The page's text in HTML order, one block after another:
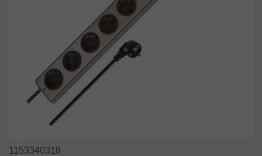
1153340318